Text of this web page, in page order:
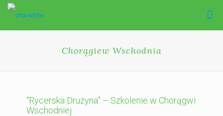
Chorągiew Wschodnia
“Rycerska Drużyna” – Szkolenie w Chorągwi
Wschodniej